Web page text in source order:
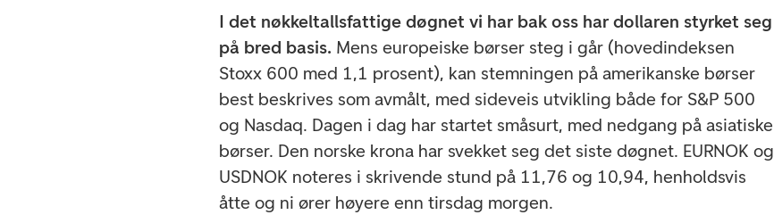
I det nøkkeltallsfattige døgnet vi har bak oss har dollaren styrket seg
på bred basis. Mens europeiske børser steg i går (hovedindeksen
Stoxx 600 med 1,1 prosent), kan stemningen på amerikanske børser
best beskrives som avmålt, med sideveis utvikling både for S&P 500
og Nasdaq. Dagen i dag har startet småsurt, med nedgang på asiatiske
børser. Den norske krona har svekket seg det siste døgnet. EURNOK og
USDNOK noteres i skrivende stund på 11,76 og 10,94, henholdsvis
åtte og ni ører høyere enn tirsdag morgen.